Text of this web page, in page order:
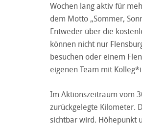
Wochen lang aktiv für
dem Motto „Sommer,
Entweder über die
können nicht nur
besuchen oder einem
eigenen Team mit
Im Aktionszeitraum vom
zurückgelegte Kilometer.
sichtbar wird. Höhepunkt